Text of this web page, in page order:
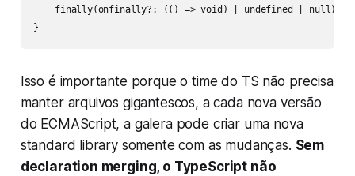
finally(onfinally?: (() => void) | undefined | null):
}
Isso é importante porque o time do TS não precisa
manter arquivos gigantescos, a cada nova versão
do ECMAScript, a galera pode criar uma nova
standard library somente com as mudanças. Sem
declaration merging, o TypeScript não